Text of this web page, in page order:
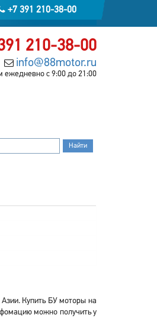
+7 391 210-38-00
210-38-00
info@88motor.ru
ежедневно с 9:00 до 21:00
Купить БУ моторы на
можно получить у